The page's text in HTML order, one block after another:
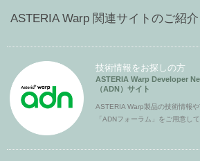
ASTERIA Warp 関連サイトのご紹介
技術情報をお探しの方
ASTERIA Warp Developer
（ADN）サイト
ASTERIA Warp製品の技術情報
「ADNフォーラム」をご用意して